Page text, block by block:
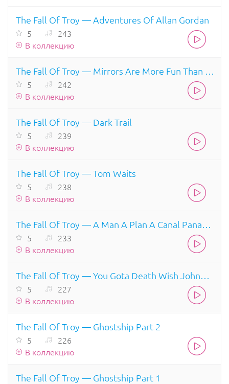
The Fall Of Troy — A Man A Plan A Canal Panama
5
233
В коллекцию
The Fall Of Troy — Adventures Of Allan Gordan
5
243
В коллекцию
The Fall Of Troy — Dark Trail
5
239
В коллекцию
The Fall Of Troy — Ghostship Part 1
The Fall Of Troy — Ghostship Part 2
5
226
В коллекцию
The Fall Of Troy — Mirrors Are More Fun Than Television
5
242
В коллекцию
The Fall Of Troy — Tom Waits
5
238
В коллекцию
The Fall Of Troy — You Gota Death Wish Johnny Truant
5
227
В коллекцию